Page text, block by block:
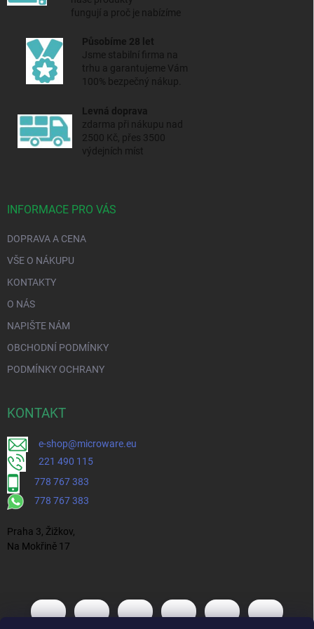
fungují a proč je nabízíme
Působíme 28 let
Jsme stabilní firma na
trhu a garantujeme Vám
100% bezpečný nákup.
Levná doprava
zdarma při nákupu nad
2500 Kč, přes 3500
výdejních míst
INFORMACE PRO VÁS
DOPRAVA A CENA
VŠE O NÁKUPU
KONTAKTY
O NÁS
NAPIŠTE NÁM
OBCHODNÍ PODMÍNKY
PODMÍNKY OCHRANY
KONTAKT
e-shop@microware.eu
221 490 115
778 767 383
778 767 383
Praha 3, Žižkov,
Na Mokřině 17